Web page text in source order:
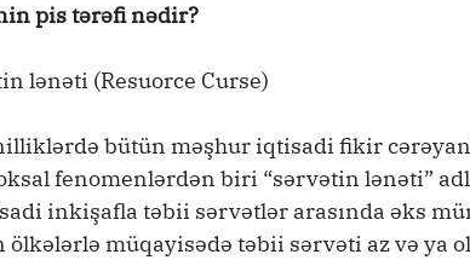
pis tərəfi nədir?
lənəti (Resuorce Curse)
bütün məşhur iqtisadi fikir
fenomenlərdən biri “sərvətin lənəti”
inkişafla təbii sərvətlər arasında əks
ölkələrlə müqayisədə təbii sərvəti az və ya